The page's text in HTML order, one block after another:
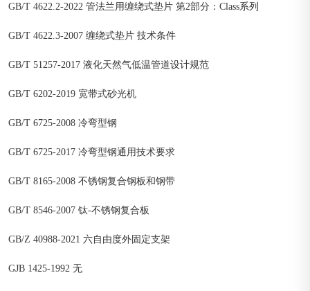
GB/T 4622.2-2022 管法兰用缠绕式垫片 第2部分：Class系列
GB/T 4622.3-2007 缠绕式垫片 技术条件
GB/T 51257-2017 液化天然气低温管道设计规范
GB/T 6202-2019 宽带式砂光机
GB/T 6725-2008 冷弯型钢
GB/T 6725-2017 冷弯型钢通用技术要求
GB/T 8165-2008 不锈钢复合钢板和钢带
GB/T 8546-2007 钛-不锈钢复合板
GB/Z 40988-2021 六自由度外固定支架
GJB 1425-1992 无